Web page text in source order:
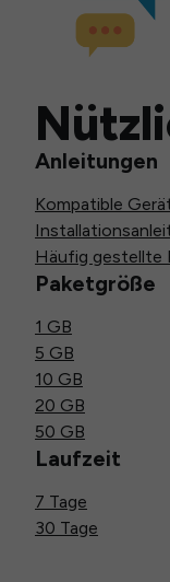
Anleitungen
Kompatible
Häufig gestellte
Paketgröße
1 GB
5 GB
10 GB
20 GB
50 GB
Laufzeit
7 Tage
30 Tage